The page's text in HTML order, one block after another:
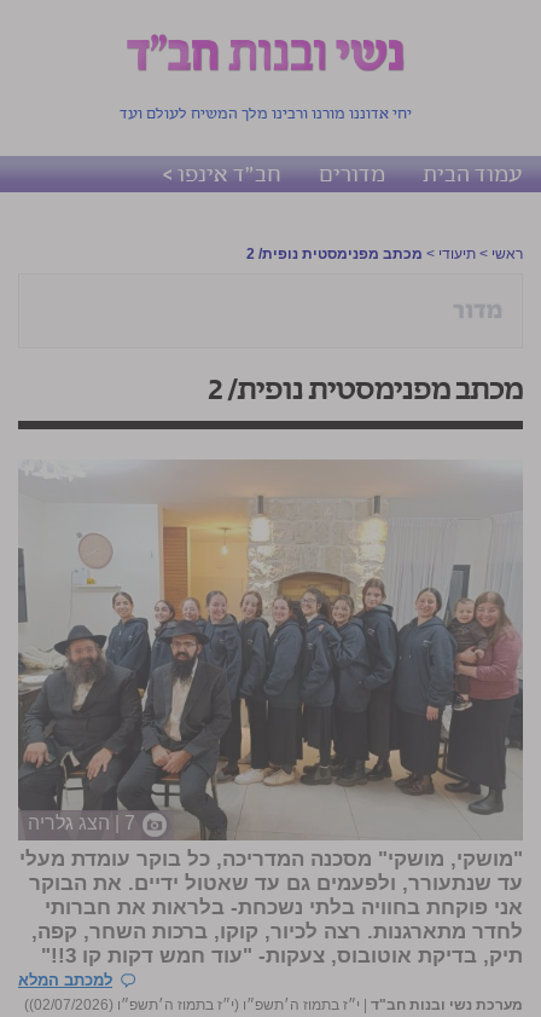
יחי אדוננו מורנו ורבינו מלך המשיח לעולם ועד
עמוד הבית מדורים חב"ד אינפו >
ראשי > תיעודי > מכתב מפנימסטית נופית/ 2
מכתב מפנימסטית נופית/ 2
7 | הצג גלריה
"מושקי, מושקי" מסכנה המדריכה, כל בוקר עומדת מעלי
עד שנתעורר, ולפעמים גם עד שאטול ידיים. את הבוקר
אני פוקחת בחוויה בלתי נשכחת- בלראות את חברותי
לחדר מתארגנות. רצה לכיור, קוקו, ברכות השחר, קפה,
תיק, בדיקת אוטובוס, צעקות- "עוד חמש דקות קו 3!!"
למכתב המלא
מערכת נשי ובנות חב"ד | י״ז בתמוז ה׳תשפ״ו (י״ז בתמוז ה׳תשפ״ו (02/07/2026))